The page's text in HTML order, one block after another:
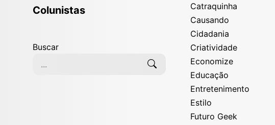
Colunistas
Buscar
Catraquinha
Causando
Cidadania
Criatividade
Economize
Educação
Entretenimento
Estilo
Futuro Geek